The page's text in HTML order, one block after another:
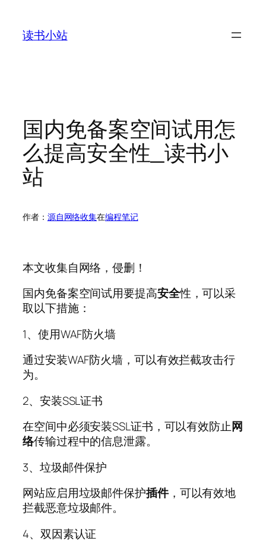
读书小站
国内免备案空间试用怎
么提高安全性_读书小
站
作者： 源自网络收集在编程笔记
本文收集自网络，侵删！
国内免备案空间试用要提高安全性，可以采
取以下措施：
1、使用WAF防火墙
通过安装WAF防火墙，可以有效拦截攻击行
为。
2、安装SSL证书
在空间中必须安装SSL证书，可以有效防止网
络传输过程中的信息泄露。
3、垃圾邮件保护
网站应启用垃圾邮件保护插件，可以有效地
拦截恶意垃圾邮件。
4、双因素认证